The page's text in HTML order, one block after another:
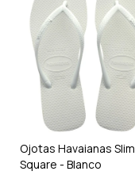
Ojotas Havaianas Slim
Square - Blanco